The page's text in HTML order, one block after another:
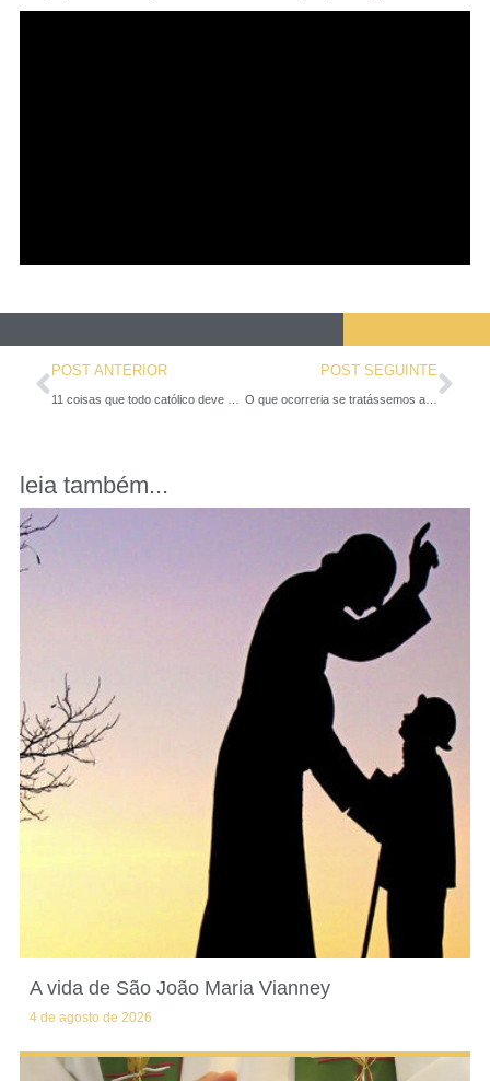
POST ANTERIOR
11 coisas que todo católico deve saber sobre a Quarta-feira de Cinzas
POST SEGUINTE
O que ocorreria se tratássemos a Bíblia como o nosso celular?, pergunta o Papa
leia também...
A vida de São João Maria Vianney
4 de agosto de 2026